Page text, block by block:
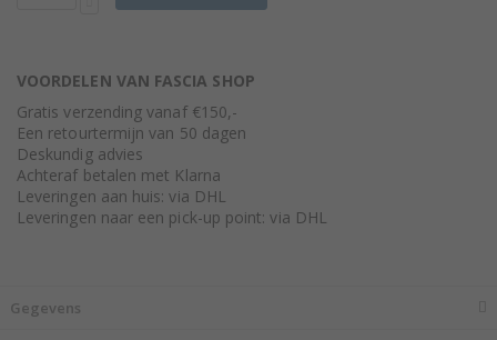
VOORDELEN VAN FASCIA SHOP
Gratis verzending vanaf €150,-
Een retourtermijn van 50 dagen
Deskundig advies
Achteraf betalen met Klarna
Leveringen aan huis: via DHL
Leveringen naar een pick-up point: via DHL
Gegevens